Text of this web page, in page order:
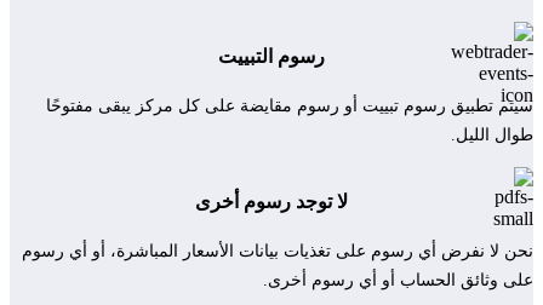
رسوم التبييت
سيتم تطبيق رسوم تبييت أو رسوم مقايضة على كل مركز يبقى مفتوحًا
طوال الليل.
لا توجد رسوم أخرى
نحن لا نفرض أي رسوم على تغذيات بيانات الأسعار المباشرة، أو أي رسوم
على وثائق الحساب أو أي رسوم أخرى.